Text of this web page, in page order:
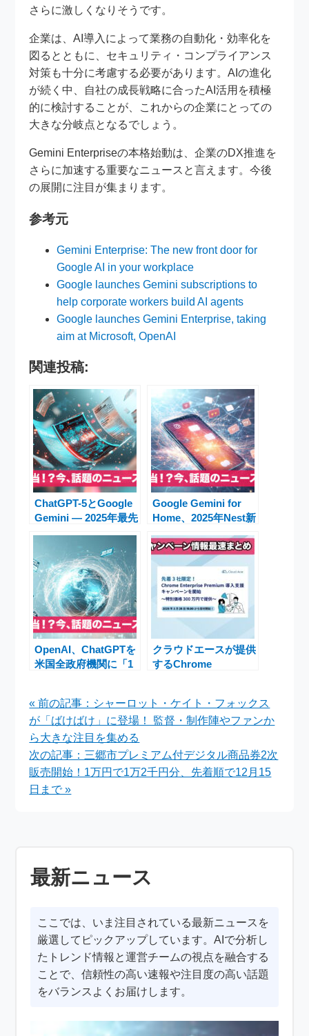
さらに激しくなりそうです。
企業は、AI導入によって業務の自動化・効率化を
図るとともに、セキュリティ・コンプライアンス
対策も十分に考慮する必要があります。AIの進化
が続く中、自社の成長戦略に合ったAI活用を積極
的に検討することが、これからの企業にとっての
大きな分岐点となるでしょう。
Gemini Enterpriseの本格始動は、企業のDX推進を
さらに加速する重要なニュースと言えます。今後
の展開に注目が集まります。
参考元
Gemini Enterprise: The new front door for
Google AI in your workplace
Google launches Gemini subscriptions to
help corporate workers build AI agents
Google launches Gemini Enterprise, taking
aim at Microsoft, OpenAI
関連投稿:
ChatGPT-5とGoogle
Gemini ― 2025年最先
端AIモデル徹底比較
Google Gemini for
Home、2025年Nest新
製品発表でスマートホ
ームが大変革
OpenAI、ChatGPTを
米国全政府機関に「1
参入で公共AI市場が激
変
クラウドエースが提供
するChrome
ン、特別価格での実施
« 前の記事：シャーロット・ケイト・フォックス
が「ばけばけ」に登場！ 監督・制作陣やファンか
ら大きな注目を集める
次の記事：三郷市プレミアム付デジタル商品券2次
販売開始！1万円で1万2千円分、先着順で12月15
日まで »
最新ニュース
ここでは、いま注目されている最新ニュースを
厳選してピックアップしています。AIで分析し
たトレンド情報と運営チームの視点を融合する
ことで、信頼性の高い速報や注目度の高い話題
をバランスよくお届けします。